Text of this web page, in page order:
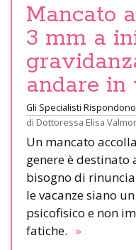
Mancato
3 mm a
andare in
Gli Specialisti Rispondono
di Dottoressa Elisa
Un mancato
genere è destinato
bisogno di
le vacanze siano
psicofisico e non
fatiche. »